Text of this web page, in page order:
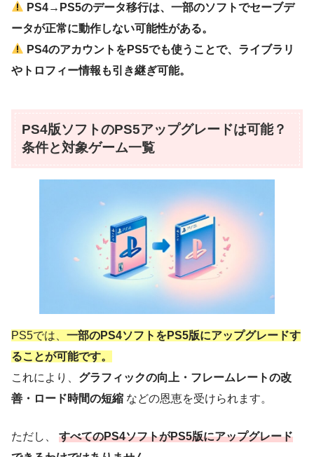
PS4→PS5のデータ移行は、一部のソフトでセーブデ
ータが正常に動作しない可能性がある。
PS4のアカウントをPS5でも使うことで、ライブラリ
やトロフィー情報も引き継ぎ可能。
PS4版ソフトのPS5アップグレードは可能？
条件と対象ゲーム一覧
PS5では、 一部のPS4ソフトをPS5版にアップグレードす
ることが可能です。
これにより、 グラフィックの向上・フレームレートの改
善・ロード時間の短縮 などの恩恵を受けられます。
ただし、 すべてのPS4ソフトがPS5版にアップグレード